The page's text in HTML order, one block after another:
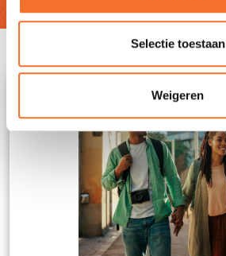
Selectie toestaan
Weigeren